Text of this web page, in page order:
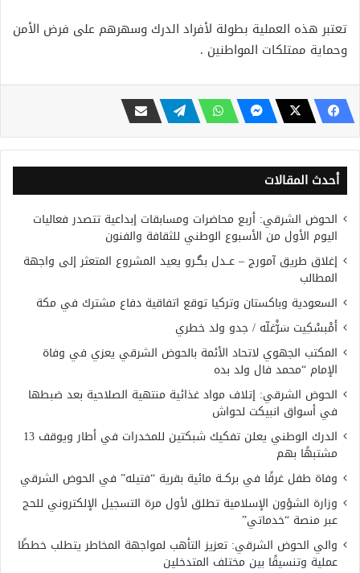
تعتبر هذه العملية بطولة لأفراد الدرك وسهرهم على فرض الأمن
وحماية ممتلكات المواطنين .
أحدث المقالات
الحوض الشرقي: أربع محاضرات ومسابقات إبداعية تتصدر فعاليات
اليوم الأول من الأسبوع الوطني للثقافة والفنون
إغلاق طريق آمورج – عــدل بگـرو يعيد المشروع المتعثر إلى واجهة
المطالب
السعودية وباكستان وتركيا توقع اتفاقية دفاع مشترك في مكة
أَمْبسْكِيت سَرّْغلّه / جدو ولد خطري
المكتب الجهوي لاتحاد الأئمة بالحوض الشرقي يعزي في وفاة
الإمام “محمد فال ولد بده
الحوض الشرقي: إتلاف مواد غذائية منتهية الصلاحية بعد ضبطها
في أسواق انبيكت لحواش
الدرك الوطني يعلن تفكيك شبكتين للمخدرات في أطار ويوقف 13
مشتبهًا بهم
وفاة طفل غرقًا في بركــة مائية بقرية “فتيله” في الحوض الشرقي
وزارة الشؤون الإسلامية تطلق لأول مرة التسجيل الإلكتروني للحج
عبر منصة “خدماتي”
والي الحوض الشرقي: تعزيز التأهب لمواجهة المخاطر يتطلب خططًا
عملية وتنسيقًا بين مختلف المتدخلين